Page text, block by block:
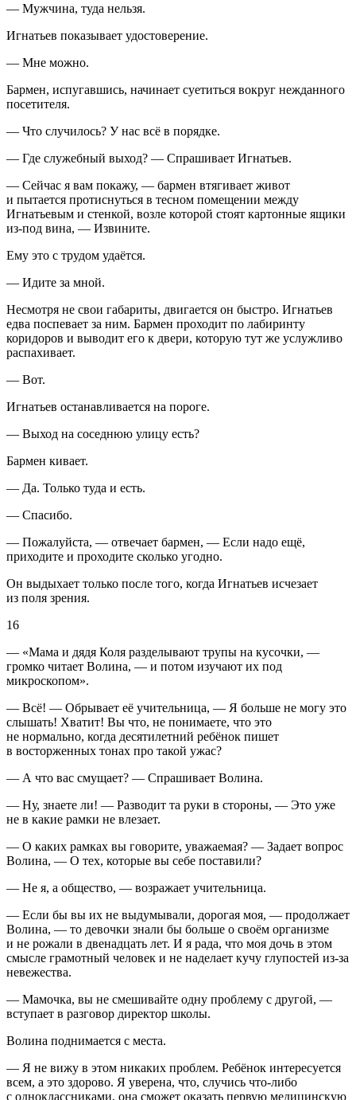
— Мужчина, туда нельзя.
Игнатьев показывает удостоверение.
— Мне можно.
Бармен, испугавшись, начинает суетиться вокруг нежданного
посетителя.
— Что случилось? У нас всё в порядке.
— Где служебный выход? — Спрашивает Игнатьев.
— Сейчас я вам покажу, — бармен втягивает живот
и пытается протиснуться в тесном помещении между
Игнатьевым и стенкой, возле которой стоят картонные ящики
из-под вина, — Извините.
Ему это с трудом удаётся.
— Идите за мной.
Несмотря не свои габариты, двигается он быстро. Игнатьев
едва поспевает за ним. Бармен проходит по лабиринту
коридоров и выводит его к двери, которую тут же услужливо
распахивает.
— Вот.
Игнатьев останавливается на пороге.
— Выход на соседнюю улицу есть?
Бармен кивает.
— Да. Только туда и есть.
— Спасибо.
— Пожалуйста, — отвечает бармен, — Если надо ещё,
приходите и проходите сколько угодно.
Он выдыхает только после того, когда Игнатьев исчезает
из поля зрения.
16
— «Мама и дядя Коля разделывают трупы на кусочки, —
громко читает Волина, — и потом изучают их под
микроскопом».
— Всё! — Обрывает её учительница, — Я больше не могу это
слышать! Хватит! Вы что, не понимаете, что это
не нормально, когда десятилетний ребёнок пишет
в восторженных тонах про такой ужас?
— А что вас смущает? — Спрашивает Волина.
— Ну, знаете ли! — Разводит та руки в стороны, — Это уже
не в какие рамки не влезает.
— О каких рамках вы говорите, уважаемая? — Задает вопрос
Волина, — О тех, которые вы себе поставили?
— Не я, а общество, — возражает учительница.
— Если бы вы их не выдумывали, дорогая моя, — продолжает
Волина, — то девочки знали бы больше о своём организме
и не рожали в двенадцать лет. И я рада, что моя дочь в этом
смысле грамотный человек и не наделает кучу глупостей из-за
невежества.
— Мамочка, вы не смешивайте одну проблему с другой, —
вступает в разговор директор школы.
Волина поднимается с места.
— Я не вижу в этом никаких проблем. Ребёнок интересуется
всем, а это здорово. Я уверена, что, случись что-либо
с одноклассниками, она сможет оказать первую медицинскую